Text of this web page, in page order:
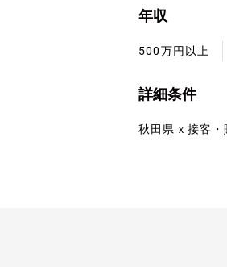
年収
500万円以上
詳細条件
秋田県ｘ接客・